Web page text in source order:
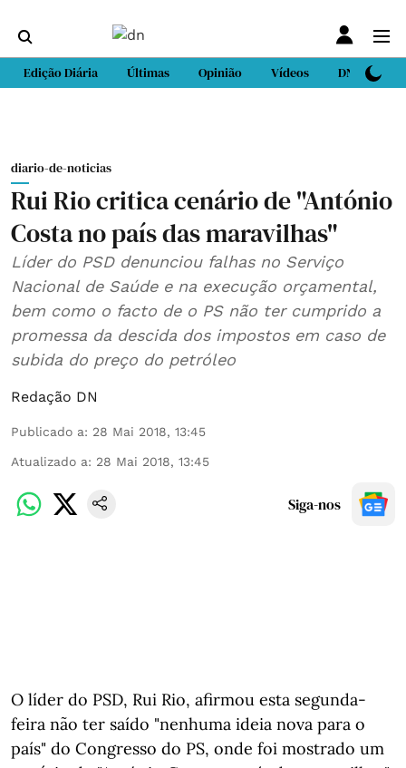
Edição Diária Últimas Opinião Vídeos DN Sport
diario-de-noticias
Rui Rio critica cenário de "António
Costa no país das maravilhas"
Líder do PSD denunciou falhas no Serviço
Nacional de Saúde e na execução orçamental,
bem como o facto de o PS não ter cumprido a
promessa da descida dos impostos em caso de
subida do preço do petróleo
Redação DN
Publicado a: 28 Mai 2018, 13:45
Atualizado a: 28 Mai 2018, 13:45
Siga-nos
O líder do PSD, Rui Rio, afirmou esta segunda-
feira não ter saído "nenhuma ideia nova para o
país" do Congresso do PS, onde foi mostrado um